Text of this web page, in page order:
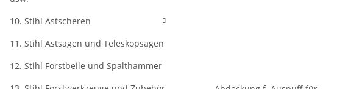
10. Stihl Astscheren
11. Stihl Astsägen und Teleskopsägen
12. Stihl Forstbeile und Spalthammer